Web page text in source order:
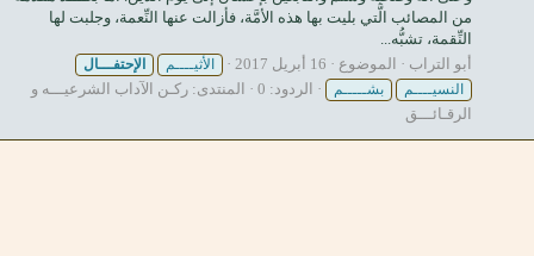
من المصائب الَّتي بليت بها هذه الأمَّة، فأزالت عنها النِّعمة، وجلبت لها
النِّقمة، تشبُّه...
أبو التراب
الموضوع 16 أبريل 2017 الأثيــــم
الإحتفـــال
النسيــــم
بشـــــم الردود: 0 المنتدى: ركـن الآداب الشرعيـــه و
الرقـائـــق